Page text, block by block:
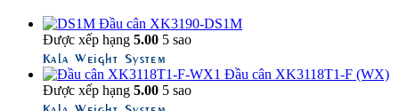
Đầu cân XK3190-DS1M
Được xếp hạng 5.00 5 sao
Kala Weight System
Đầu cân XK3118T1-F (WX)
Được xếp hạng 5.00 5 sao
Kala Weight System